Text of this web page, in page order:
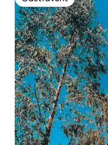
Gästfavorit